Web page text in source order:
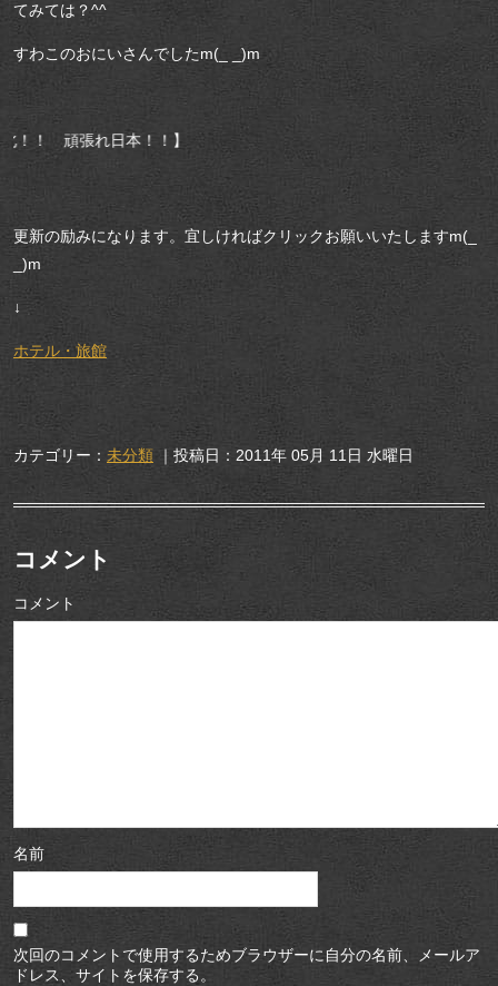
てみては？^^
すわこのおにいさんでしたm(_ _)m
本！！】
更新の励みになります。宜しければクリックお願いいたしますm(_
_)m
↓
ホテル・旅館
カテゴリー： 未分類 ｜投稿日：2011年 05月 11日 水曜日
コメント
コメント
名前
次回のコメントで使用するためブラウザーに自分の名前、メールア
ドレス、サイトを保存する。